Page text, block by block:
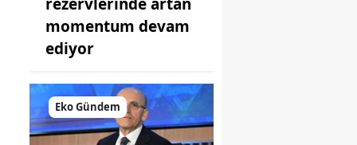
momentum devam
ediyor
Eko Gündem